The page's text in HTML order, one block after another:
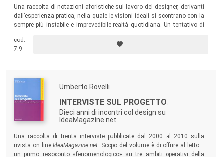
Una raccolta di notazioni aforistiche sul lavoro del designer, derivanti
dall’esperienza pratica, nella quale le visioni ideali si scontrano con la
sempre più instabile e imprevedibile realtà quotidiana. Un tentativo di
generazioni a una rifondazione scientifica e olistica della disciplina.
cod.
7.9
Umberto Rovelli
INTERVISTE SUL PROGETTO.
Dieci anni di incontri col design su
IdeaMagazine.net
Una raccolta di trenta interviste pubblicate dal 2000 al 2010 sulla
rivista on lineIdeaMagazine.net. Scopo del volume è di offrire al lettore
un primo resoconto «fenomenologico» su tre ambiti operativi della